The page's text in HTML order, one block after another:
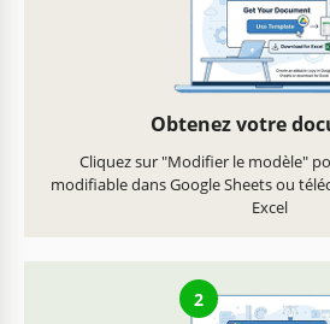
Obtenez votre
Cliquez sur "Modifier le modèle"
modifiable dans Google Sheets ou
Excel
2